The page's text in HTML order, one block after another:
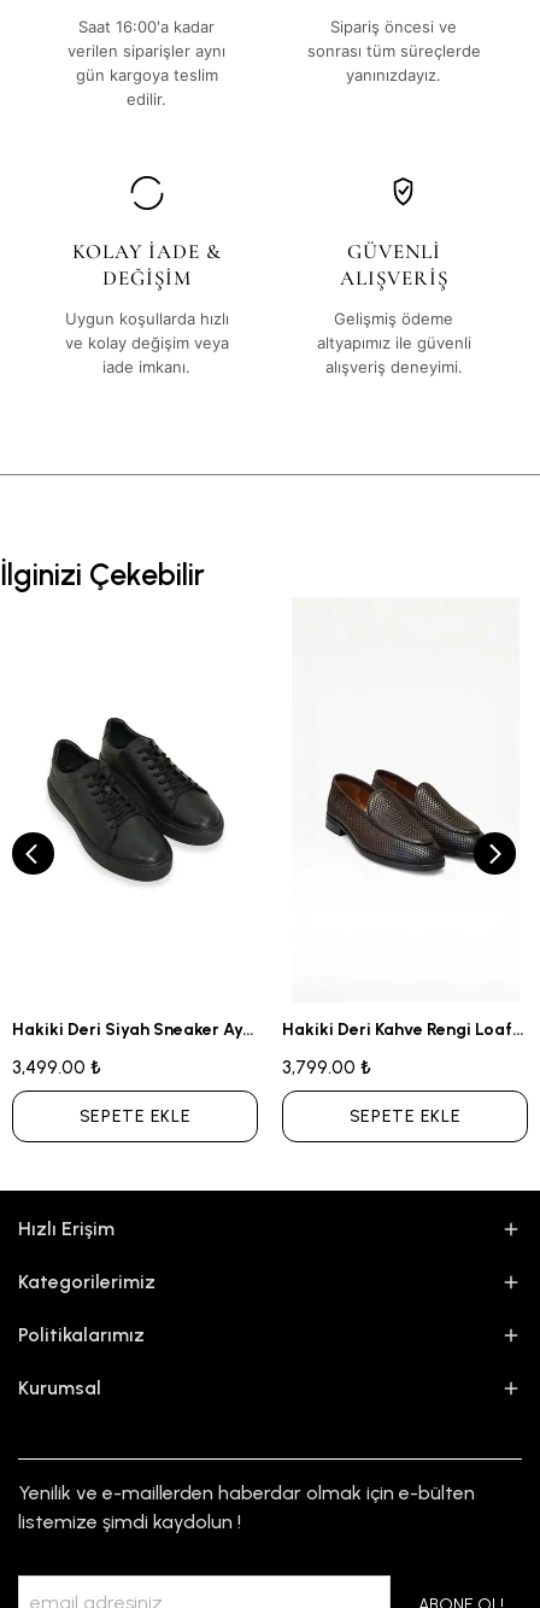
Saat 16:00'a kadar
verilen siparişler aynı
gün kargoya teslim
edilir.
Sipariş öncesi ve
sonrası tüm süreçlerde
yanınızdayız.
KOLAY İADE &
DEĞİŞİM
Uygun koşullarda hızlı
ve kolay değişim veya
iade imkanı.
GÜVENLİ
ALIŞVERİŞ
Gelişmiş ödeme
altyapımız ile güvenli
alışveriş deneyimi.
İlginizi Çekebilir
Hakiki Deri Siyah Sneaker Ayakkabı
3,499.00 ₺
SEPETE EKLE
Hakiki Deri Kahve Rengi Loafer
3,799.00 ₺
SEPETE EKLE
Hızlı Erişim
Kategorilerimiz
Politikalarımız
Kurumsal
Yenilik ve e-maillerden haberdar olmak için e-bülten
listemize şimdi kaydolun !